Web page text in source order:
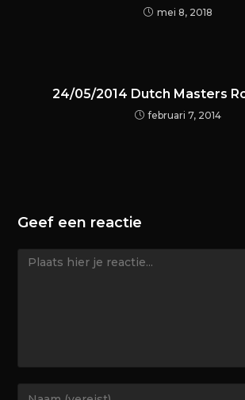
mei 8, 2018
24/05/2014 Dutch Masters
februari 7, 2014
Geef een reactie